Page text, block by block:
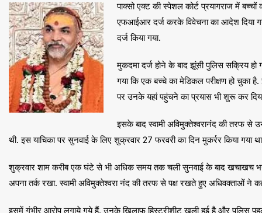
पाक्सो एक्ट की स्पेशल कोर्ट प्रयागराज में
एफआईआर दर्ज करके विवेचना का आदेश दिया
दर्ज किया गया.
मुकदमा दर्ज होने के बाद झूंसी पुलिस सक्रिय
गया कि एक बच्चे का मेडिकल परीक्षण हो चुका
पर उनके यहां पहुंचने का प्रयास भी शुरू कर
इसके बाद स्वामी अविमुक्तेश्वरानंद की तरफ से
थी. इस याचिका पर सुनवाई के लिए शुक्रवार 27 फरवरी का दिन मुकर्रर किया गया
शुक्रवार शाम करीब एक घंटे से भी अधिक समय तक चली सुनवाई के बाद खचाखच भरी
अपना तर्क रखा. स्वामी अविमुक्तेश्वरा नंद की तरफ से पक्ष रखते हुए अधिवक्ताओं ने
इसमें गंभीर आरोप लगाये गये हैं. उनके खिलाफ हिस्ट्रीशीट खुली हुई है और पुलिस